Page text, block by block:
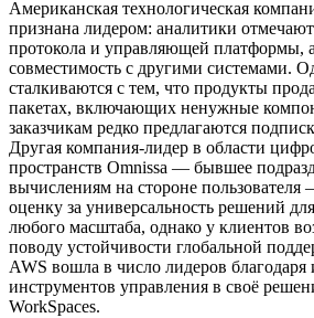
Американская технологическая
признана лидером: аналитики
протокола и управляющей платформы,
совместимость с другими системами.
сталкиваются с тем, что продукты
пакетах, включающих ненужные
заказчикам редко предлагаются
Другая компания-лидер в области
пространств Omnissa — бывшее
вычислениям на стороне
оценку за универсальность решений
любого масштаба, однако у клиентов
поводу устойчивости глобальной
AWS вошла в число лидеров благодаря
инструментов управления в своё
WorkSpaces.